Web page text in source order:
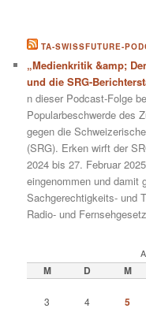
TA-SWISSFUTURE-
„Medienkritik &amp;
und die SRG-
n dieser Podcast-Folge
Popularbeschwerde des
gegen die
(SRG). Erken wirft der
2024 bis 27. Februar
eingenommen und damit
Sachgerechtigkeits- und
Radio- und
M D M
3
4 5